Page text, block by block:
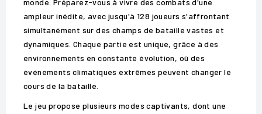
monde. Préparez-vous à vivre des combats d'une
ampleur inédite, avec jusqu'à 128 joueurs s'affrontant
simultanément sur des champs de bataille vastes et
dynamiques. Chaque partie est unique, grâce à des
environnements en constante évolution, où des
événements climatiques extrêmes peuvent changer le
cours de la bataille.
Le jeu propose plusieurs modes captivants, dont une